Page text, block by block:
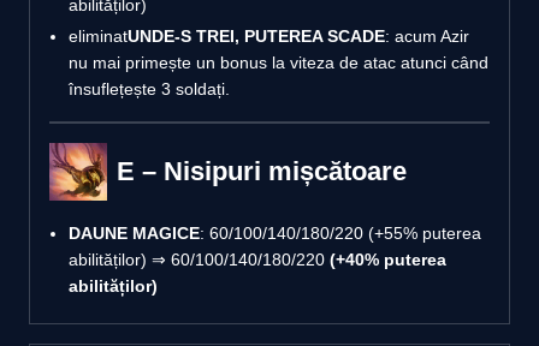
abilităților)
eliminatUNDE-S TREI, PUTEREA SCADE: acum Azir
nu mai primește un bonus la viteza de atac atunci când
însuflețește 3 soldați.
E – Nisipuri mișcătoare
DAUNE MAGICE: 60/100/140/180/220 (+55% puterea
abilităților) ⇒ 60/100/140/180/220 (+40% puterea
abilităților)